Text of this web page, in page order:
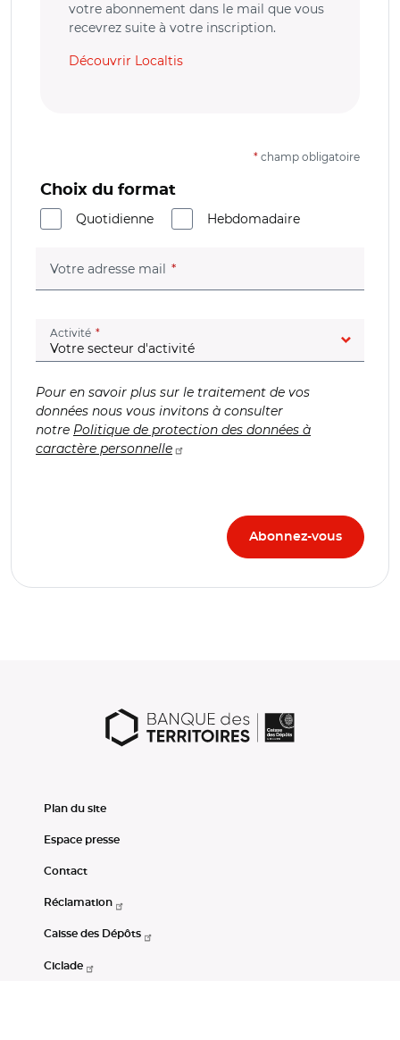
votre abonnement dans le mail que vous
recevrez suite à votre inscription.
Découvrir Localtis
* champ obligatoire
Choix du format
Quotidienne
Hebdomadaire
Votre adresse mail (champ obligatoire)
Activité (champ obligatoire)
Pour en savoir plus sur le traitement de vos
données nous vous invitons à consulter
notre Politique de protection des données à
caractère personnelle
Plan du site
Espace presse
Contact
Réclamation
Caisse des Dépôts
Ciclade